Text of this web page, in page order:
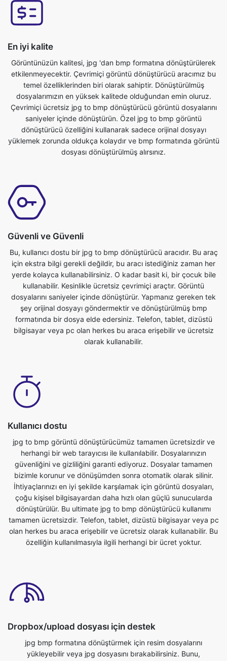
En iyi kalite
Görüntünüzün kalitesi, jpg 'dan bmp formatına dönüştürülerek
temel özelliklerinden biri olarak sahiptir. Dönüştürülmüş
dosyalarımızın en yüksek kalitede olduğundan emin oluruz.
Çevrimiçi ücretsiz jpg to bmp dönüştürücü görüntü dosyalarını
saniyeler içinde dönüştürün. Özel jpg to bmp görüntü
dönüştürücü özelliğini kullanarak sadece orijinal dosyayı
yüklemek zorunda oldukça kolaydır ve bmp formatında görüntü
dosyası dönüştürülmüş alırsınız.
Güvenli ve Güvenli
Bu, kullanıcı dostu bir jpg to bmp dönüştürücü aracıdır. Bu araç
için ekstra bilgi gerekli değildir, bu aracı istediğiniz zaman her
yerde kolayca kullanabilirsiniz. O kadar basit ki, bir çocuk bile
kullanabilir. Kesinlikle ücretsiz çevrimiçi araçtır. Görüntü
dosyalarını saniyeler içinde dönüştürür. Yapmanız gereken tek
şey orijinal dosyayı göndermektir ve dönüştürülmüş bmp
formatında bir dosya elde edersiniz. Telefon, tablet, dizüstü
bilgisayar veya pc olan herkes bu araca erişebilir ve ücretsiz
olarak kullanabilir.
Kullanıcı dostu
jpg to bmp görüntü dönüştürücümüz tamamen ücretsizdir ve
herhangi bir web tarayıcısı ile kullanılabilir. Dosyalarınızın
güvenliğini ve gizliliğini garanti ediyoruz. Dosyalar tamamen
bizimle korunur ve dönüşümden sonra otomatik olarak silinir.
İhtiyaçlarınızı en iyi şekilde karşılamak için görüntü dosyaları,
çoğu kişisel bilgisayardan daha hızlı olan güçlü sunucularda
dönüştürülür. Bu ultimate jpg to bmp dönüştürücü kullanımı
tamamen ücretsizdir. Telefon, tablet, dizüstü bilgisayar veya pc
olan herkes bu araca erişebilir ve ücretsiz olarak kullanabilir. Bu
özelliğin kullanılmasıyla ilgili herhangi bir ücret yoktur.
Dropbox/upload dosyası için destek
jpg bmp formatına dönüştürmek için resim dosyalarını
cihazınızdan farklı bir biçime dönüştürmek istediğiniz dosyayı
seçerek yapabilirsiniz. Görüntü dosyaları doğrudan tarayıcıda
dönüştürülebilir. Hızlı, güvenli ve tamamen ücretsizdir. Herhangi
bir şey kaydetmeye veya kurmaya gerek yoktur